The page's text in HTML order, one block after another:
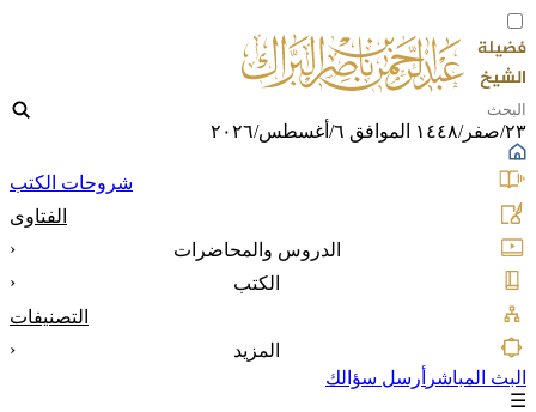
٢٣/صفر/١٤٤٨ الموافق ٦/أغسطس/٢٠٢٦
شروحات الكتب
الفتاوى
الدروس والمحاضرات
‹
الكتب
‹
التصنيفات
المزيد
‹
البث المباشر أرسل سؤالك
☰